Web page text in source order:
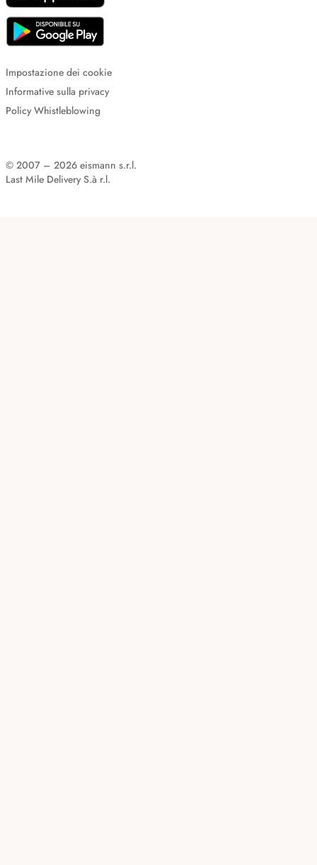
Impostazione dei cookie
Informative sulla privacy
Policy Whistleblowing
© 2007 – 2026 eismann s.r.l.
Last Mile Delivery S.à r.l.